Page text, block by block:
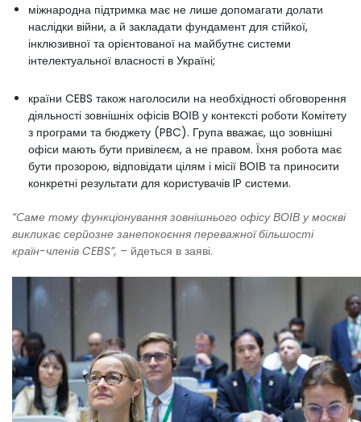
міжнародна підтримка має не лише допомагати долати
наслідки війни, а й закладати фундамент для стійкої,
інклюзивної та орієнтованої на майбутнє системи
інтелектуальної власності в Україні;
країни CEBS також наголосили на необхідності обговорення
діяльності зовнішніх офісів ВОІВ у контексті роботи Комітету
з програми та бюджету (PBC). Група вважає, що зовнішні
офіси мають бути привілеєм, а не правом. Їхня робота має
бути прозорою, відповідати цілям і місії ВОІВ та приносити
конкретні результати для користувачів IP системи.
“Саме тому функціонування зовнішнього офісу ВОІВ у москві
викликає серйозне занепокоєння переважної більшості
країн-членів CEBS”, – йдеться в заяві.